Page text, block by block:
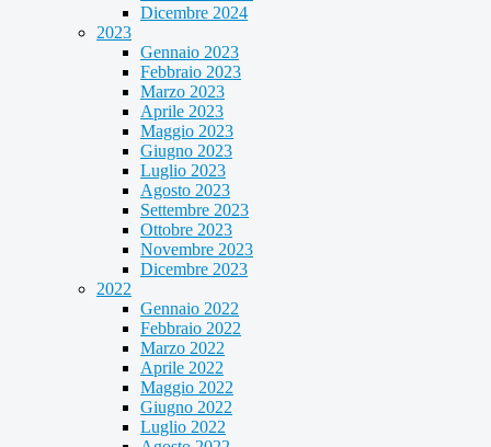
Dicembre 2024
2023
Gennaio 2023
Febbraio 2023
Marzo 2023
Aprile 2023
Maggio 2023
Giugno 2023
Luglio 2023
Agosto 2023
Settembre 2023
Ottobre 2023
Novembre 2023
Dicembre 2023
2022
Gennaio 2022
Febbraio 2022
Marzo 2022
Aprile 2022
Maggio 2022
Giugno 2022
Luglio 2022